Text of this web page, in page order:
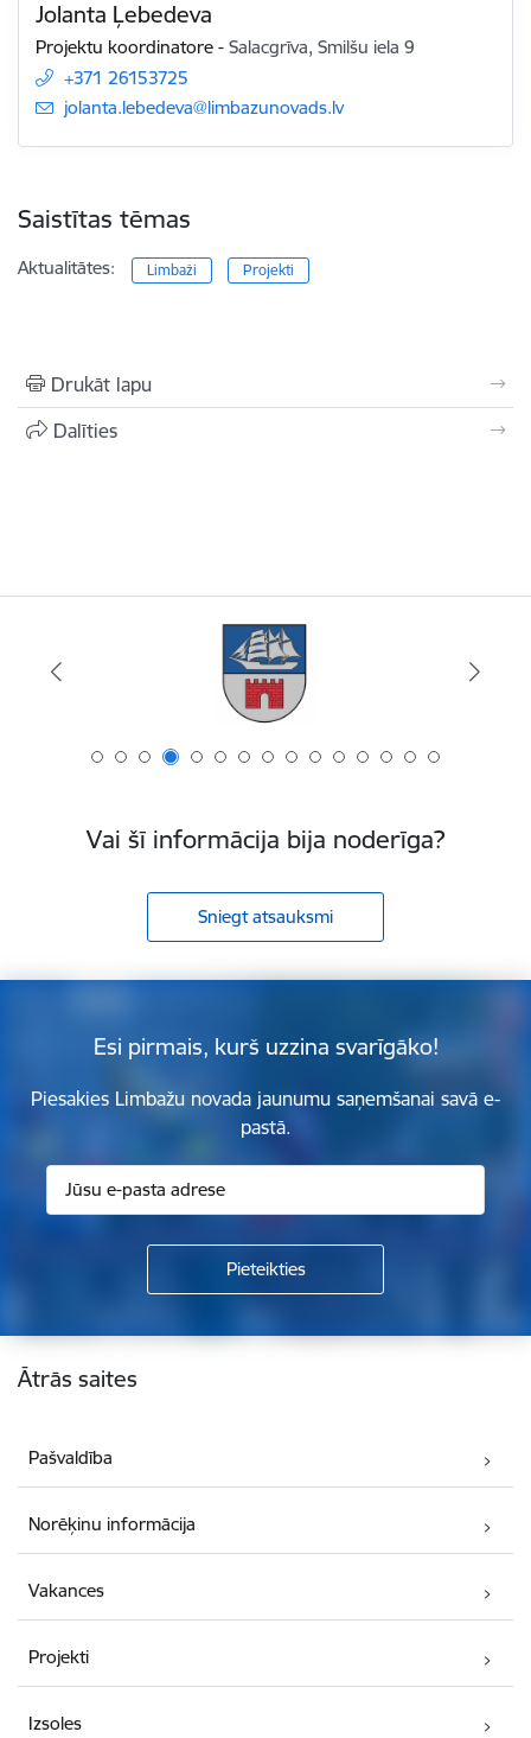
Jolanta Ļebedeva
Projektu koordinatore -Salacgrīva, Smilšu iela 9
+371 26153725
E-pasts:
jolanta.lebedeva@limbazunovads.lv
Saistītas tēmas
Aktualitātes: Limbaži Projekti
Drukāt lapu
Dalīties
Vai šī informācija bija noderīga?
Sniegt atsauksmi
Esi pirmais, kurš uzzina svarīgāko!
Piesakies Limbažu novada jaunumu saņemšanai savā e-
pastā.
Kājene
Ātrās saites
Pašvaldība
Norēķinu informācija
Vakances
Projekti
Izsoles